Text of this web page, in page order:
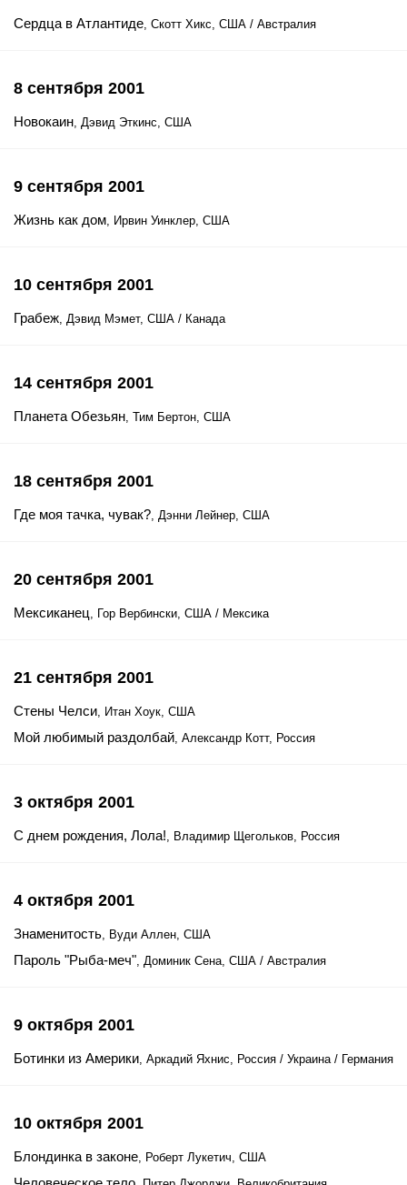
Сердца в Атлантиде, Скотт Хикс, США / Австралия
8 сентября 2001
Новокаин, Дэвид Эткинс, США
9 сентября 2001
Жизнь как дом, Ирвин Уинклер, США
10 сентября 2001
Грабеж, Дэвид Мэмет, США / Канада
14 сентября 2001
Планета Обезьян, Тим Бертон, США
18 сентября 2001
Где моя тачка, чувак?, Дэнни Лейнер, США
20 сентября 2001
Мексиканец, Гор Вербински, США / Мексика
21 сентября 2001
Стены Челси, Итан Хоук, США
Мой любимый раздолбай, Александр Котт, Россия
3 октября 2001
С днем рождения, Лола!, Владимир Щегольков, Россия
4 октября 2001
Знаменитость, Вуди Аллен, США
Пароль "Рыба-меч", Доминик Сена, США / Австралия
9 октября 2001
Ботинки из Америки, Аркадий Яхнис, Россия / Украина / Германия
10 октября 2001
Блондинка в законе, Роберт Лукетич, США